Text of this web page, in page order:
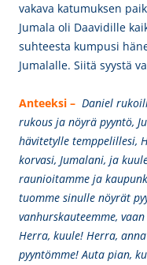
vakava katumuksen
Jumala oli Daavidille
suhteesta kumpusi
Jumalalle. Siitä syystä
Anteeksi – Daniel
rukous ja nöyrä pyyntö,
hävitetylle temppelillesi,
korvasi, Jumalani, ja
raunioitamme ja
tuomme sinulle nöyrät
vanhurskauteemme,
Herra, kuule! Herra,
pyyntömme! Auta pian,